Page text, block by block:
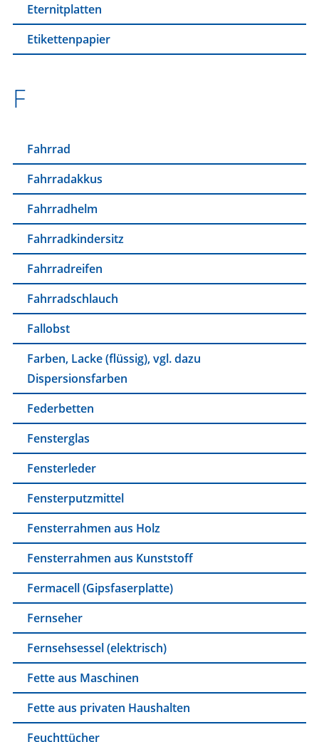
Eternitplatten
Etikettenpapier
F
Fahrrad
Fahrradakkus
Fahrradhelm
Fahrradkindersitz
Fahrradreifen
Fahrradschlauch
Fallobst
Farben, Lacke (flüssig), vgl. dazu
Dispersionsfarben
Federbetten
Fensterglas
Fensterleder
Fensterputzmittel
Fensterrahmen aus Holz
Fensterrahmen aus Kunststoff
Fermacell (Gipsfaserplatte)
Fernseher
Fernsehsessel (elektrisch)
Fette aus Maschinen
Fette aus privaten Haushalten
Feuchttücher